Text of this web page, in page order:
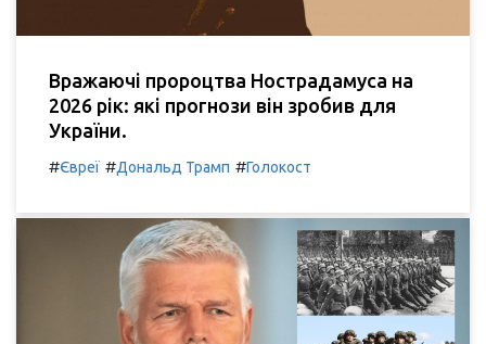
Вражаючі пророцтва Нострадамуса на
2026 рік: які прогнози він зробив для
України.
#Євреї #Дональд Трамп #Голокост